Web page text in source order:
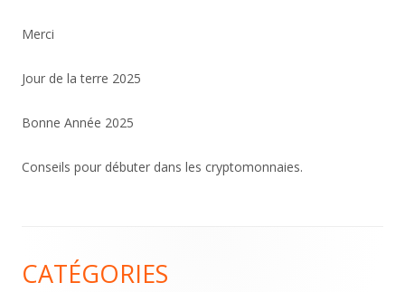
Merci
Jour de la terre 2025
Bonne Année 2025
Conseils pour débuter dans les cryptomonnaies.
du
CATÉGORIES